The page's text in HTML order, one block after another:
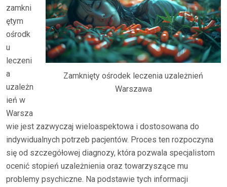
Zamknięty ośrodek leczenia uzależnień
Warszawa
zamkni
ętym
ośrodk
u
leczeni
a
uzależn
ień w
Warsza
wie jest zazwyczaj wieloaspektowa i dostosowana do
indywidualnych potrzeb pacjentów. Proces ten rozpoczyna
się od szczegółowej diagnozy, która pozwala specjalistom
ocenić stopień uzależnienia oraz towarzyszące mu
problemy psychiczne. Na podstawie tych informacji